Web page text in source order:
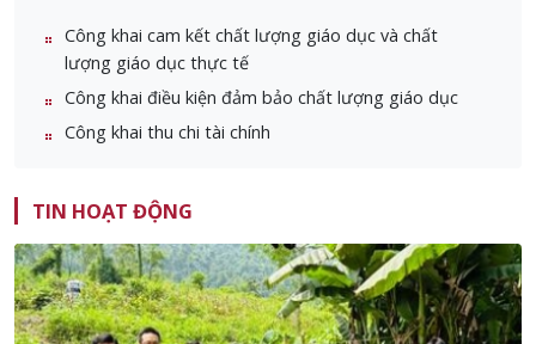
Công khai cam kết chất lượng giáo dục và chất
lượng giáo dục thực tế
Công khai điều kiện đảm bảo chất lượng giáo dục
Công khai thu chi tài chính
TIN HOẠT ĐỘNG